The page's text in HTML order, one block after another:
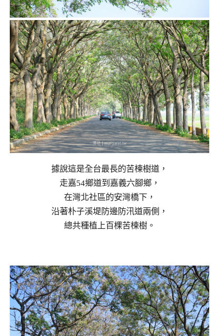
據說這是全台最長的苦楝樹道，
走嘉54鄉道到嘉義六腳鄉，
在灣北社區的安灣橋下，
沿著朴子溪堤防邊防汛道兩側，
總共種植上百棵苦楝樹。